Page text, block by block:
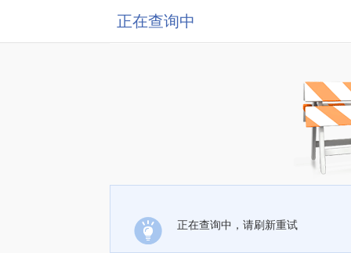
正在查询中
正在查询中，请刷新重试